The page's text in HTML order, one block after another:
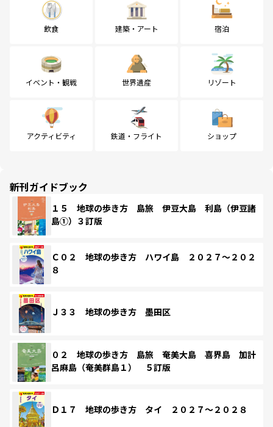
飲食 建築・アート 宿泊
イベント・観戦 世界遺産 リゾート
アクティビティ 鉄道・フライト ショップ
新刊ガイドブック
１５ 地球の歩き方 島旅 伊豆大島 利島（伊豆諸
島①）３訂版
Ｃ０２ 地球の歩き方 ハワイ島 ２０２７～２０２
８
Ｊ３３ 地球の歩き方 墨田区
０２ 地球の歩き方 島旅 奄美大島 喜界島 加計
呂麻島（奄美群島１） ５訂版
Ｄ１７ 地球の歩き方 タイ ２０２７～２０２８